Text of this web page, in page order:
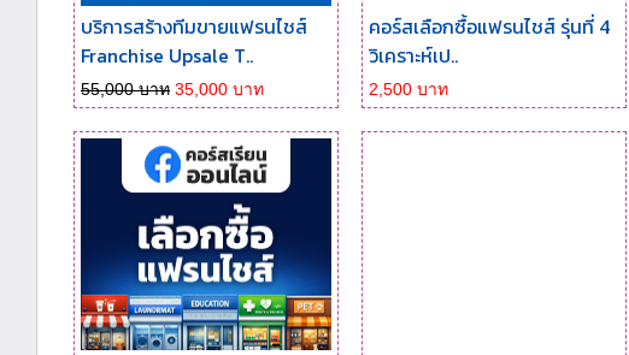
บริการสร้างทีมขายแฟรนไชส์
Franchise Upsale T..
55,000 บาท 35,000 บาท
คอร์สเลือกซื้อแฟรนไชส์ รุ่นที่ 4
วิเคราะห์เป..
2,500 บาท